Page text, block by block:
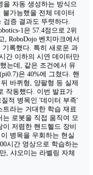
을 자동 생성하는 방식으
가능했을 전체 데이터
검증 결과도 뚜렷하다.
1은 57.4점으로 2위
, RoboDojo 벤치마크에서
기록했다. 특히 새로운 과
간 이하의 시연 데이터만
는데, 같은 조건에서 유
은 40%에 그쳤다. 핸
바퀴형, 양팔형 등 실제
작동했다. 이번 발표가
적 병목인 '데이터 부족'
라는 거대한 학습 재료
로봇을 직접 움직여 모
저렴한 핸드헬드 장비
병목을 우회하는 현실
시간 영상으로 학습하는
, 샤오미는 라벨링 자체